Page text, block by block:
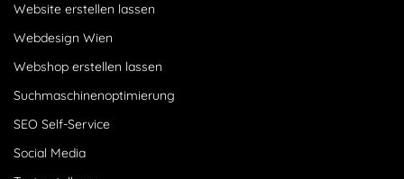
Website erstellen lassen
Webdesign Wien
Webshop erstellen lassen
Suchmaschinenoptimierung
SEO Self-Service
Social Media